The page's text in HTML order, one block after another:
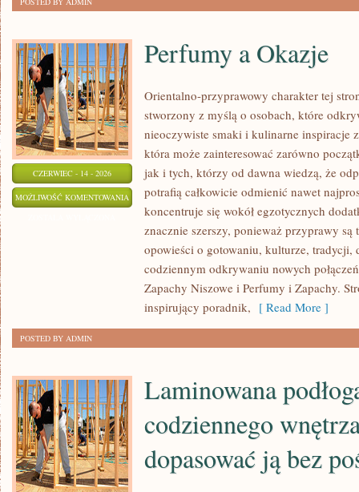
CZERWIEC - 14 - 2026
MOŻLIWOŚĆ KOMENTOWANIA PERFUMY
OKAZJE
Perfumy a Okazje
Orientalno-przyprawowy charakter tej
stworzony z myślą o osobach, które
nieoczywiste smaki i kulinarne inspiracje
która może zainteresować zarówno
jak i tych, którzy od dawna wiedzą, że
potrafią całkowicie odmienić nawet
koncentruje się wokół egzotycznych
znacznie szerszy, ponieważ przyprawy
opowieści o gotowaniu, kulturze, tradycji,
codziennym odkrywaniu nowych
Zapachy Niszowe i Perfumy i Zapachy.
inspirujący poradnik, [ Read More ]
POSTED BY ADMIN
Laminowana
codziennego
dopasować ją bez